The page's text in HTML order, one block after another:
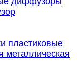
пластиковые
металлическая